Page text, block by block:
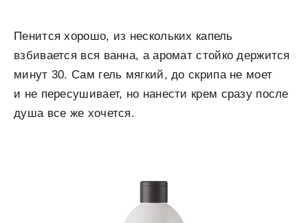
Пенится хорошо, из нескольких капель
взбивается вся ванна, а аромат стойко держится
минут 30. Сам гель мягкий, до скрипа не моет
и не пересушивает, но нанести крем сразу после
душа все же хочется.